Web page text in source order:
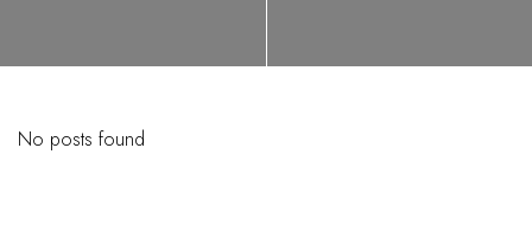
No posts found